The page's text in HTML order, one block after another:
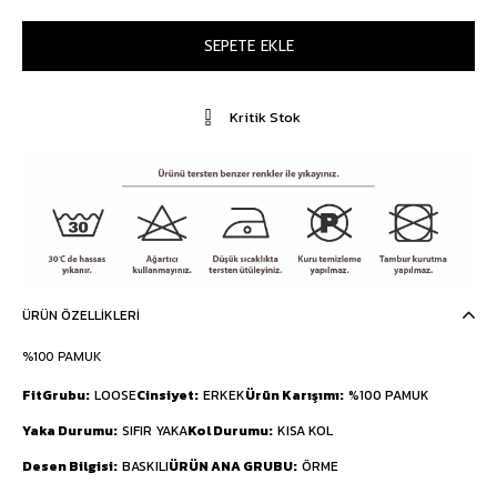
Kritik Stok
ÜRÜN ÖZELLIKLERI
%100 PAMUK
FitGrubu LOOSECinsiyet ERKEKÜrün Karışımı %100 PAMUK
Yaka Durumu SIFIR YAKAKol Durumu KISA KOL
Desen Bilgisi BASKILIÜRÜN ANA GRUBU ÖRME